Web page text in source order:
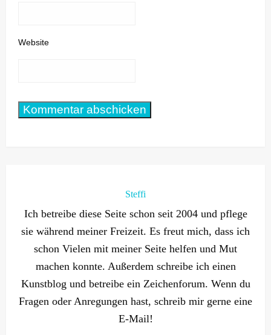
Website
Steffi
Ich betreibe diese Seite schon seit 2004 und pflege
sie während meiner Freizeit. Es freut mich, dass ich
schon Vielen mit meiner Seite helfen und Mut
machen konnte. Außerdem schreibe ich einen
Kunstblog und betreibe ein Zeichenforum. Wenn du
Fragen oder Anregungen hast, schreib mir gerne eine
E-Mail!